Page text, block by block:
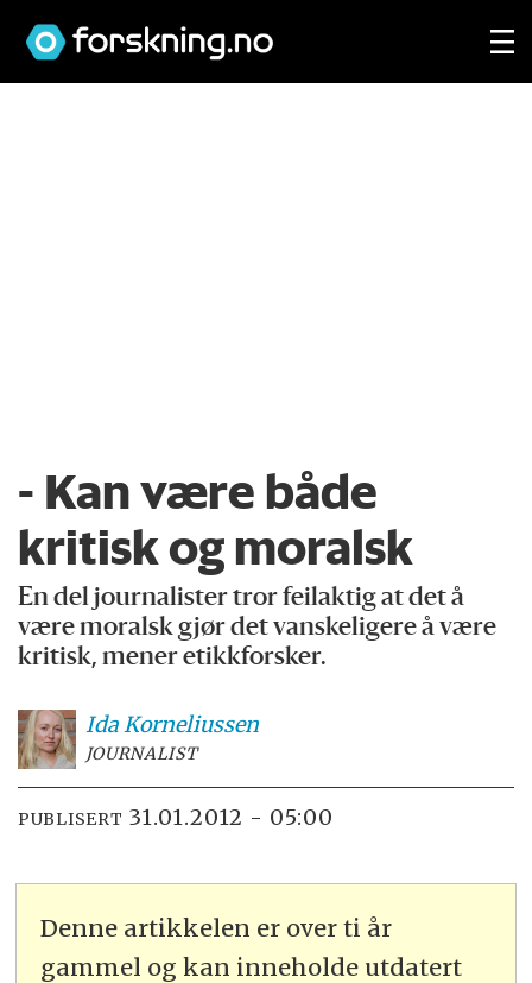
- Kan være både
kritisk og moralsk
En del journalister tror feilaktig at det å
være moralsk gjør det vanskeligere å være
kritisk, mener etikkforsker.
IdaKorneliussen
JOURNALIST
PUBLISERT 31.01.2012 - 05:00
Denne artikkelen er over ti år
gammel og kan inneholde utdatert